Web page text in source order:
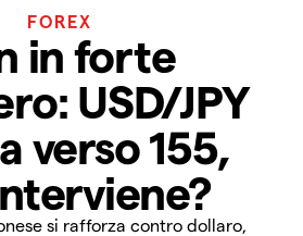
FOREX
in forte
USD/JPY
verso 155,
si rafforza contro dollaro,